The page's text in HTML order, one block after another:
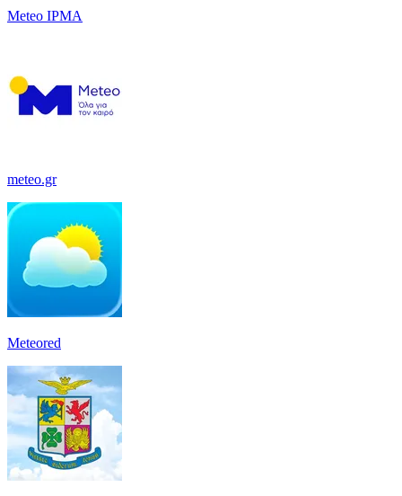
Meteo IPMA
meteo.gr
Meteored